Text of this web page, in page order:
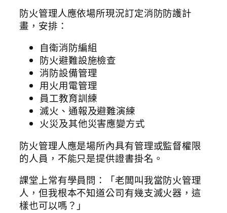
防火管理人應依場所現況訂定消防防護計
畫，安排：
自衛消防編組
防火避難設施檢查
消防設備管理
用火用電管理
員工教育訓練
滅火、通報及避難演練
火災及其他災害應變方式
防火管理人應是場所內具有管理或監督權限
的人員，不能只是提供證書掛名。
課堂上常有學員問：「老闆叫我當防火管理
人，但我根本不知道公司有幾支滅火器，這
樣也可以嗎？」